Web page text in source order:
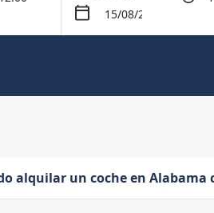
alquilar un coche en Alabama